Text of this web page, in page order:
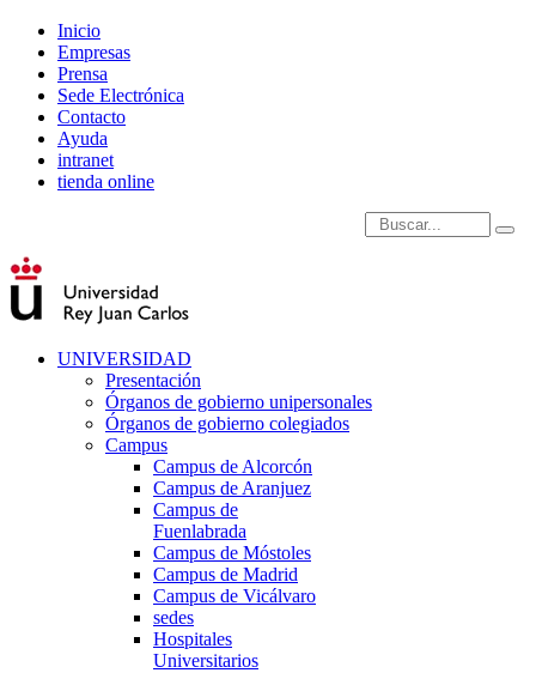
Inicio
Empresas
Prensa
Sede Electrónica
Contacto
Ayuda
intranet
tienda online
Introduce términos de
UNIVERSIDAD
Presentación
Órganos de gobierno unipersonales
Órganos de gobierno colegiados
Campus
Campus de Alcorcón
Campus de Aranjuez
Campus de
Fuenlabrada
Campus de Móstoles
Campus de Madrid
Campus de Vicálvaro
sedes
Hospitales
Universitarios